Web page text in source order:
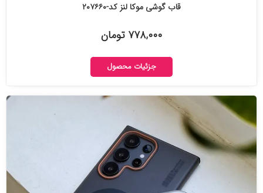
قاب گوشی موکا لنز کد-۲۰۷۶۶۰
۷۷۸,۰۰۰ تومان
جزئیات محصول